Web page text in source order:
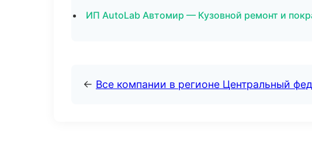
ИП AutoLab Автомир — Кузовной ремонт и
← Все компании в регионе Центральный